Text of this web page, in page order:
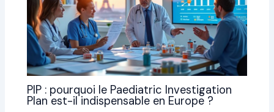
PIP : pourquoi le Paediatric Investigation
Plan est-il indispensable en Europe ?